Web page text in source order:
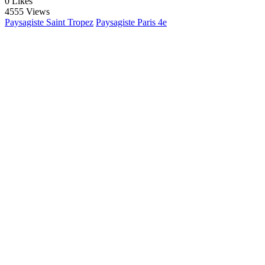
4555 Views
Paysagiste Saint Tropez Paysagiste Paris 4e